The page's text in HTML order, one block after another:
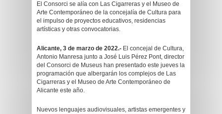
El Consorci se alía con Las Cigarreras y el Museo de
Arte Contemporáneo de la concejalía de Cultura para
el impulso de proyectos educativos, residencias
artísticas y otras convocatorias.
Alicante, 3 de marzo de 2022.- El concejal de Cultura,
Antonio Manresa junto a José Luis Pérez Pont, director
del Consorci de Museus han presentado este jueves la
programación que albergarán los complejos de Las
Cigarreras y el Museo de Arte Contemporáneo de
Alicante este año.
Nuevos lenguajes audiovisuales, artistas emergentes y